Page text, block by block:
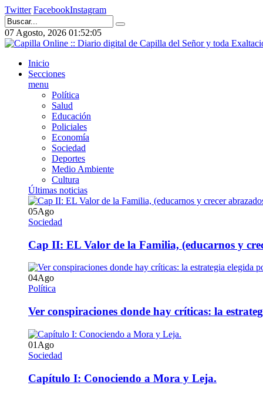
Twitter FacebookInstagram
07 Agosto, 2026 01:52:05
Inicio
Secciones
menu
Política
Salud
Educación
Policiales
Economía
Sociedad
Deportes
Medio Ambiente
Cultura
Últimas noticias
05Ago
Sociedad
Cap II: EL Valor de la Familia, (educarnos y
04Ago
Política
Ver conspiraciones donde hay críticas: la
01 Ago
Sociedad
Capítulo I: Conociendo a Mora y Leja.